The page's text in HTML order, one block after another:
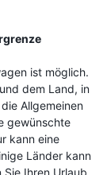
ist möglich.
dem Land, in
Allgemeinen
gewünschte
kann eine
Länder kann
Ihren Urlaub